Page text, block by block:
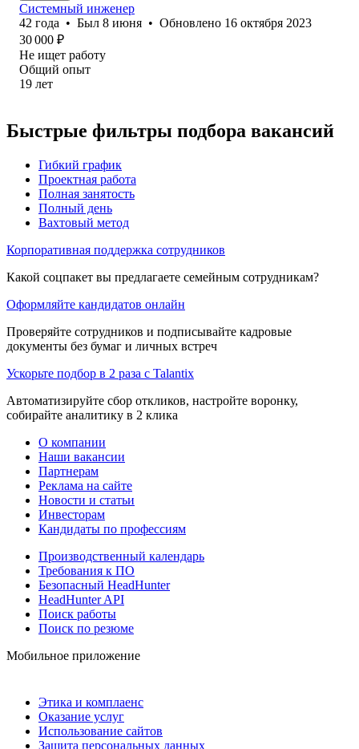
Системный инженер
42 года • Был 8 июня • Обновлено 16 октября 2023
30 000 ₽
Не ищет работу
Общий опыт
19 лет
Быстрые фильтры подбора вакансий
Гибкий график
Проектная работа
Полная занятость
Полный день
Вахтовый метод
Корпоративная поддержка сотрудников
Какой соцпакет вы предлагаете семейным сотрудникам?
Оформляйте кандидатов онлайн
Проверяйте сотрудников и подписывайте кадровые
документы без бумаг и личных встреч
Ускорьте подбор в 2 раза с Talantix
Автоматизируйте сбор откликов, настройте воронку,
собирайте аналитику в 2 клика
О компании
Наши вакансии
Партнерам
Реклама на сайте
Новости и статьи
Инвесторам
Кандидаты по профессиям
Производственный календарь
Требования к ПО
Безопасный HeadHunter
HeadHunter API
Поиск работы
Поиск по резюме
Мобильное приложение
Этика и комплаенс
Оказание услуг
Использование сайтов
Защита персональных данных